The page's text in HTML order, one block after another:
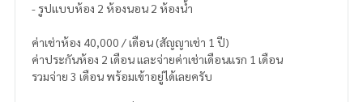
- รูปแบบห้อง 2 ห้องนอน 2 ห้องน้ำ
ค่าเช่าห้อง 40,000 / เดือน (สัญญาเช่า 1 ปี)
ค่าประกันห้อง 2 เดือน และจ่ายค่าเช่าเดือนแรก 1 เดือน
รวมจ่าย 3 เดือน พร้อมเข้าอยู่ได้เลยครับ